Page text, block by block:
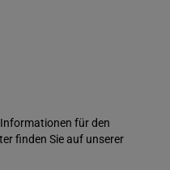
für den
finden Sie auf unserer